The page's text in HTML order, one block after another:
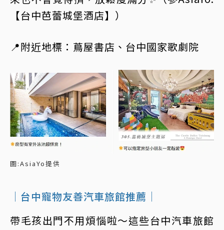
【台中芭蕾城堡酒店】）
📍附近地標：蔦屋書店、台中國家歌劇院
圖:AsiaYo提供
｜台中寵物友善汽車旅館推薦｜
帶毛孩出門不用煩惱啦～這些台中汽車旅館